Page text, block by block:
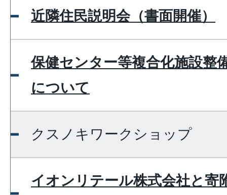
近隣住民説明会（書面開催）
保健センター等複合化施設整
について
クスノキワークショップ
イオンリテール株式会社と寄